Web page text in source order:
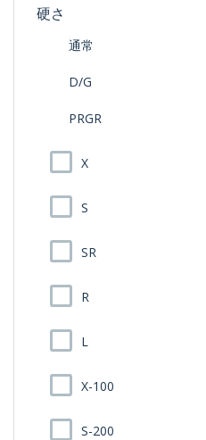
硬さ
通常
D/G
PRGR
X
S
SR
R
L
X-100
S-200